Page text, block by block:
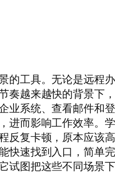
的工具。无论是远程
奏越来越快的背景下
业系统、查看邮件和
进而影响工作效率。
反复卡顿，原本应该
快速找到入口，简单
图把这些不同场景